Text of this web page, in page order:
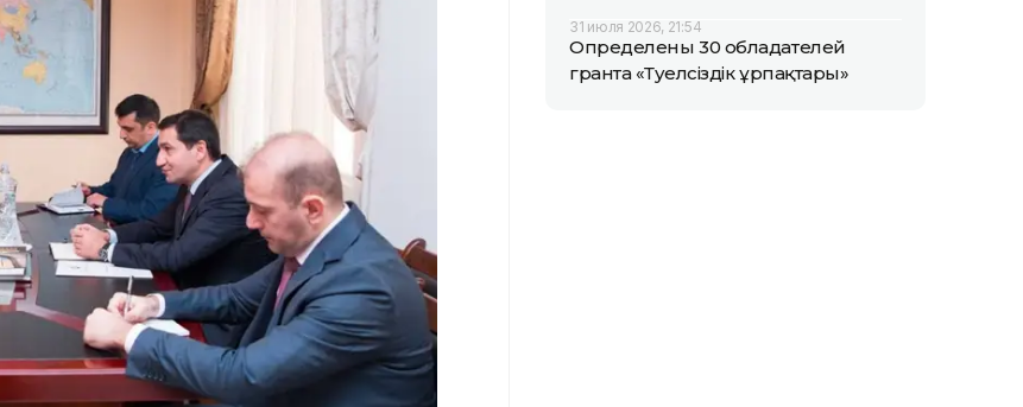
31 июля 2026, 21:54
Определены 30 обладателей
гранта «Тәуелсіздік ұрпақтары»